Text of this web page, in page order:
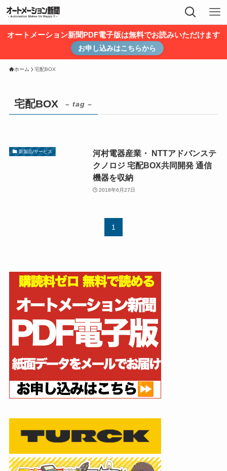
オートメーション新聞PDF電子版は無料でお読みいただけます
お申し込みはこちらから
ホーム 宅配BOX
宅配BOX – tag –
新製品/サービス
河村電器産業・ NTTアドバンステ
クノロジ 宅配BOX共同開発 通信
機器を収納
2018年6月27日
1